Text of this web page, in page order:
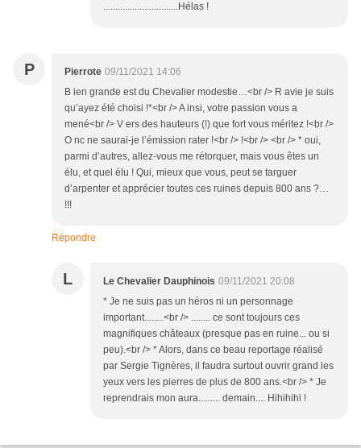
...............................Hélas !
P Pierrote 09/11/2021 14:06
B ien grande est du Chevalier modestie…<br /> R avie je suis
qu’ayez été choisi !*<br /> A insi, votre passion vous a
mené<br /> V ers des hauteurs (!) que fort vous méritez !<br />
O nc ne saurai-je l’émission rater !<br /> !<br /> <br /> * oui,
parmi d’autres, allez-vous me rétorquer, mais vous êtes un
élu, et quel élu ! Qui, mieux que vous, peut se targuer
d’arpenter et apprécier toutes ces ruines depuis 800 ans ?…
!!!
Répondre
L Le Chevalier Dauphinois 09/11/2021 20:08
* Je ne suis pas un héros ni un personnage
important........<br /> ........ ce sont toujours ces
magnifiques châteaux (presque pas en ruine... ou si
peu).<br /> * Alors, dans ce beau reportage réalisé
par Sergie Tignères, il faudra surtout ouvrir grand les
yeux vers les pierres de plus de 800 ans.<br /> * Je
reprendrais mon aura......... demain.... Hihihihi !